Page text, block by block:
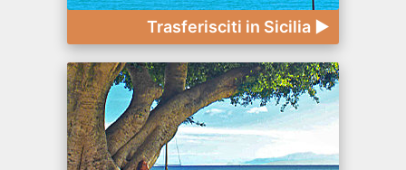
Trasferisciti in Sicilia ►